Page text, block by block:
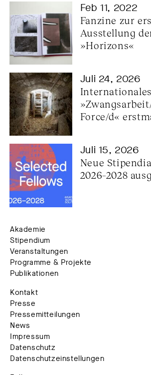
Feb 11, 2022
Fanzine zur
Ausstellung
»Horizons«
Juli 24, 2026
Force/d«
Juli 15, 2026
Neue
2026–2028
Akademie
Stipendium
Veranstaltungen
Programme & Projekte
Publikationen
Kontakt
Presse
Pressemitteilungen
News
Impressum
Datenschutz
Datenschutzeinstellungen